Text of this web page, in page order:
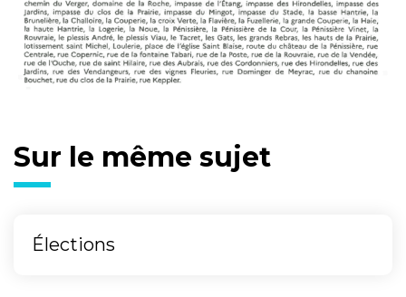
Sur le même sujet
Élections